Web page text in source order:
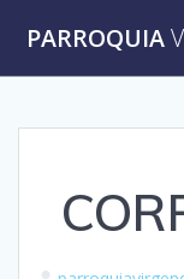
PARROQUIA